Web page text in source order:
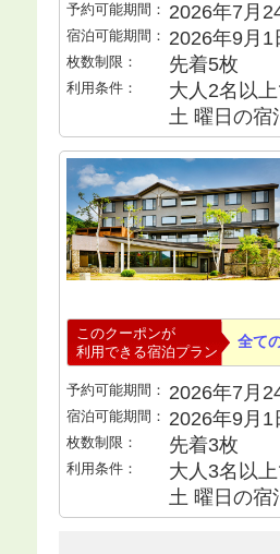
予約可能期間： 2026年7月
宿泊可能期間： 2026年9月
枚数制限： 先着5枚
利用条件：
大人2名以
土 曜日の宿
このクーポンが
利用できる宿泊プラン
全て
予約可能期間： 2026年7月
宿泊可能期間： 2026年9月
枚数制限： 先着3枚
利用条件：
大人3名以
土 曜日の宿